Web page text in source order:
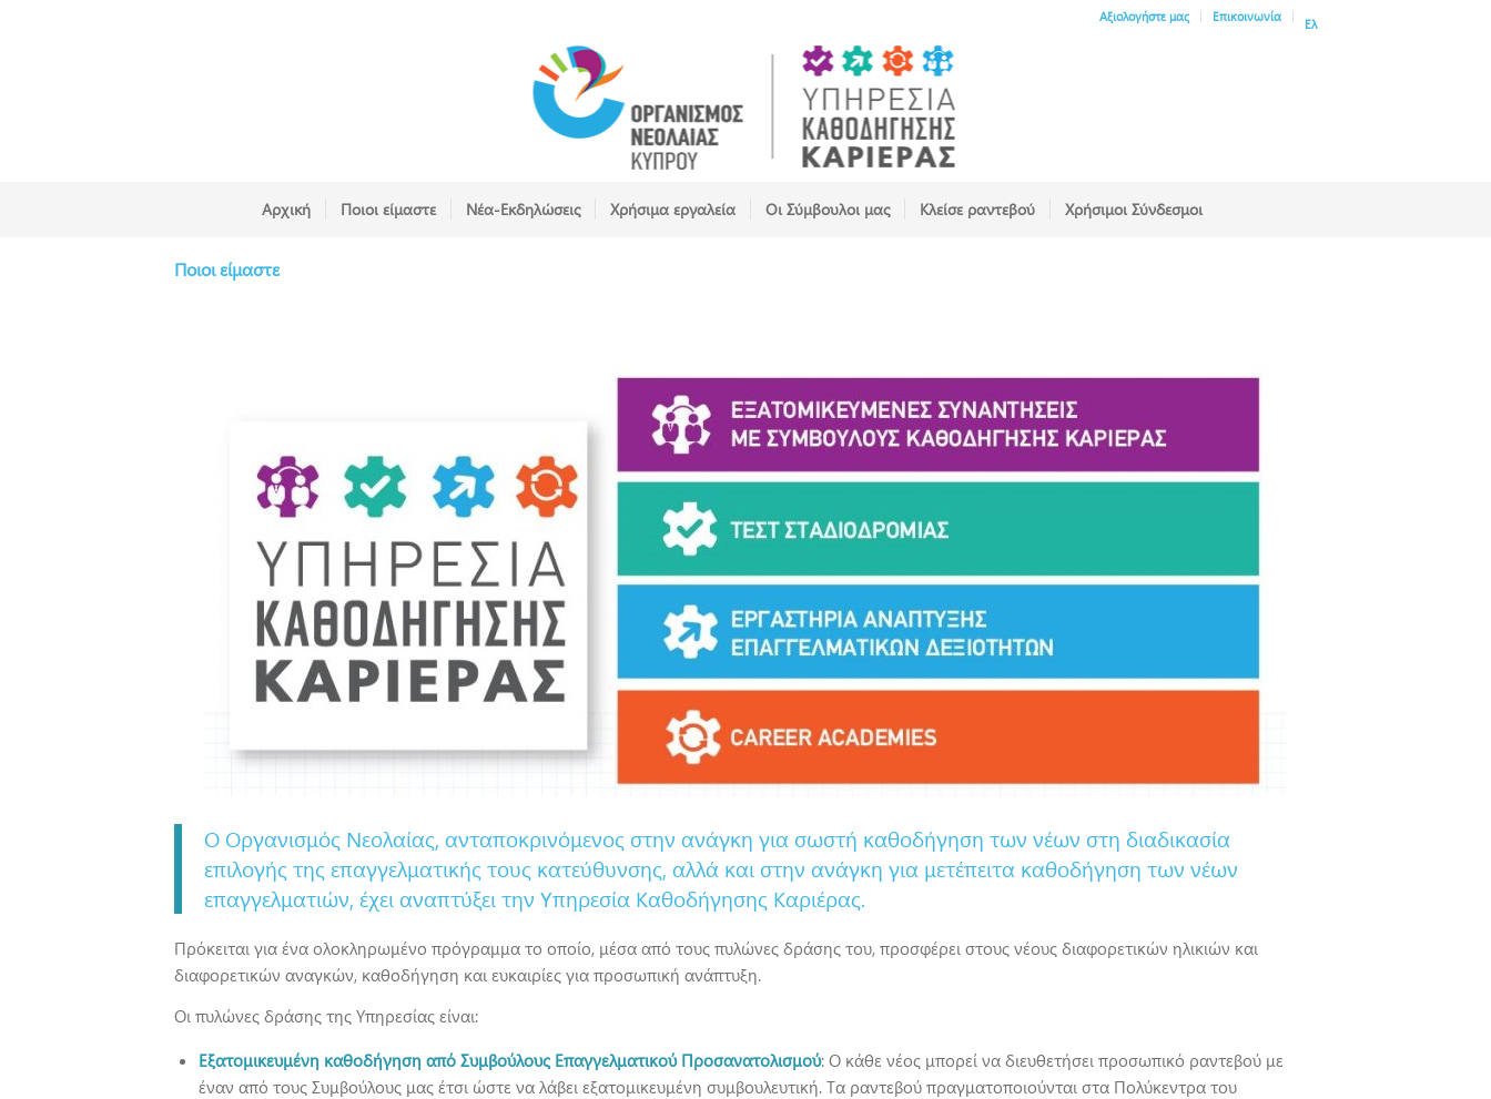
Αξιολογήστε μας Επικοινωνία
Ελ
Αρχική Ποιοι είμαστε Νέα-Εκδηλώσεις Χρήσιμα εργαλεία Οι Σύμβουλοι μας Κλείσε ραντεβού Χρήσιμοι Σύνδεσμοι
Ποιοι είμαστε
Ο Οργανισμός Νεολαίας, ανταποκρινόμενος στην ανάγκη για σωστή καθοδήγηση των νέων στη διαδικασία
επιλογής της επαγγελματικής τους κατεύθυνσης, αλλά και στην ανάγκη για μετέπειτα καθοδήγηση των νέων
επαγγελματιών, έχει αναπτύξει την Υπηρεσία Καθοδήγησης Καριέρας.
Πρόκειται για ένα ολοκληρωμένο πρόγραμμα το οποίο, μέσα από τους πυλώνες δράσης του, προσφέρει στους νέους διαφορετικών ηλικιών και
διαφορετικών αναγκών, καθοδήγηση και ευκαιρίες για προσωπική ανάπτυξη.
Οι πυλώνες δράσης της Υπηρεσίας είναι:
Εξατομικευμένη καθοδήγηση από Συμβούλους Επαγγελματικού Προσανατολισμού: Ο κάθε νέος μπορεί να διευθετήσει προσωπικό ραντεβού με
έναν από τους Συμβούλους μας έτσι ώστε να λάβει εξατομικευμένη συμβουλευτική. Τα ραντεβού πραγματοποιούνται στα Πολύκεντρα του